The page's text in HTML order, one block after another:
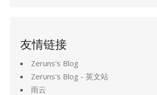
友情链接
Zeruns's Blog
Zeruns's Blog - 英文站
雨云